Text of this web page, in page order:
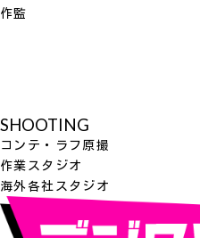
作監
SHOOTING
コンテ・ラフ原撮
作業スタジオ
海外各社スタジオ